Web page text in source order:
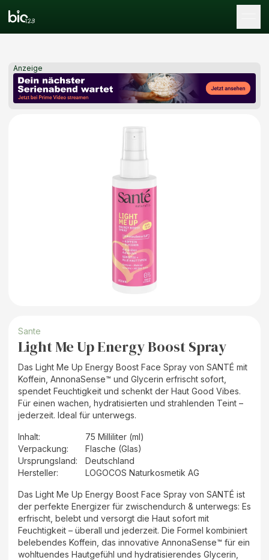
Anzeige
Sante
Light Me Up Energy Boost Spray
Das Light Me Up Energy Boost Face Spray von SANTÉ mit
Koffein, AnnonaSense™ und Glycerin erfrischt sofort,
spendet Feuchtigkeit und schenkt der Haut Good Vibes.
Für einen wachen, hydratisierten und strahlenden Teint –
jederzeit. Ideal für unterwegs.
Inhalt:
75 Milliliter (ml)
Verpackung:
Flasche (Glas)
Ursprungsland:
Deutschland
Hersteller: LOGOCOS Naturkosmetik AG
Das Light Me Up Energy Boost Face Spray von SANTÉ ist
der perfekte Energizer für zwischendurch & unterwegs: Es
erfrischt, belebt und versorgt die Haut sofort mit
Feuchtigkeit – überall und jederzeit. Die Formel kombiniert
belebendes Koffein, das innovative AnnonaSense™ für ein
wohltuendes Hautgefühl und hydratisierendes Glycerin,